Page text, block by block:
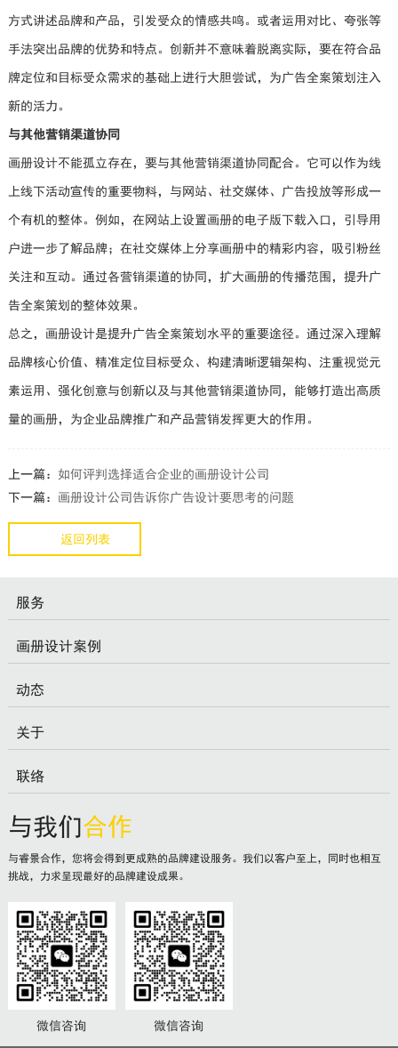
方式讲述品牌和产品，引发受众的情感共鸣。或者运用对比、夸张等
手法突出品牌的优势和特点。创新并不意味着脱离实际，要在符合品
牌定位和目标受众需求的基础上进行大胆尝试，为广告全案策划注入
新的活力。
与其他营销渠道协同
画册设计不能孤立存在，要与其他营销渠道协同配合。它可以作为线
上线下活动宣传的重要物料，与网站、社交媒体、广告投放等形成一
个有机的整体。例如，在网站上设置画册的电子版下载入口，引导用
户进一步了解品牌；在社交媒体上分享画册中的精彩内容，吸引粉丝
关注和互动。通过各营销渠道的协同，扩大画册的传播范围，提升广
告全案策划的整体效果。
总之，画册设计是提升广告全案策划水平的重要途径。通过深入理解
品牌核心价值、精准定位目标受众、构建清晰逻辑架构、注重视觉元
素运用、强化创意与创新以及与其他营销渠道协同，能够打造出高质
量的画册，为企业品牌推广和产品营销发挥更大的作用。
上一篇： 如何评判选择适合企业的画册设计公司
下一篇： 画册设计公司告诉你广告设计要思考的问题
返回列表
服务
画册设计案例
动态
关于
联络
与我们合作
与睿景合作，您将会得到更成熟的品牌建设服务。我们以客户至上，同时也相互
挑战，力求呈现最好的品牌建设成果。
微信咨询 微信咨询